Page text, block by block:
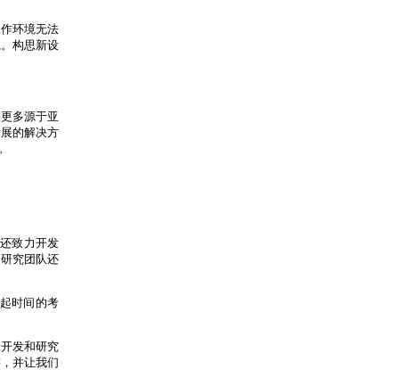
环境无法
构思新设
多源于亚
的解决方
致力开发
究团队还
时间的考
发和研究
并让我们